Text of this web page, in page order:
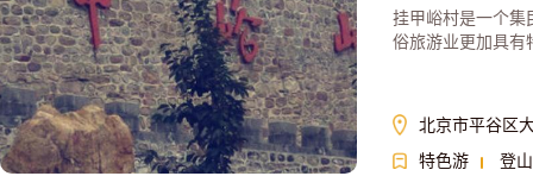
挂甲峪村是一个集
俗旅游业更加具有
北京市平谷区
特色游
登山